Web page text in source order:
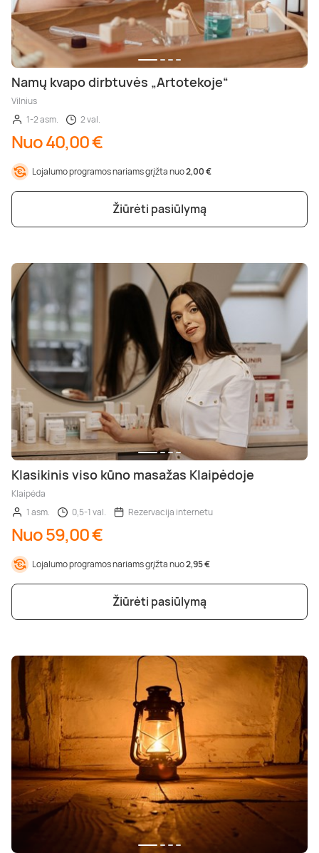
Namų kvapo dirbtuvės „Artotekoje“
Vilnius
1-2 asm.
2 val.
Nuo 40,00 €
Lojalumo programos nariams grįžta nuo2,00 €
Žiūrėti pasiūlymą
Klasikinis viso kūno masažas Klaipėdoje
Klaipėda
1 asm.
0,5-1 val. Rezervacija internetu
Nuo 59,00 €
Lojalumo programos nariams grįžta nuo2,95 €
Žiūrėti pasiūlymą